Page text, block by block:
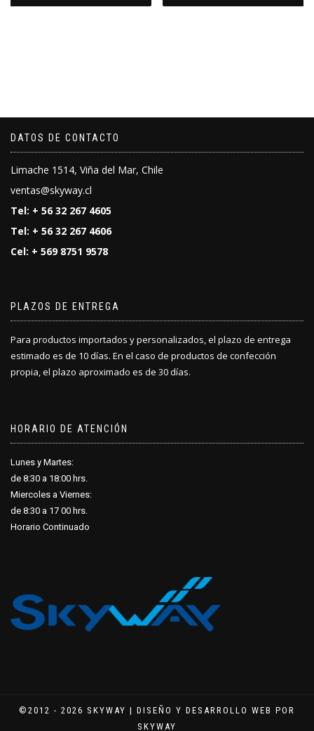
DATOS DE CONTACTO
Limache 1514, Viña del Mar, Chile
ventas@skyway.cl
Tel: + 56 32 267 4605
Tel: + 56 32 267 4606
Cel: + 569 8751 9578
PLAZOS DE ENTREGA
Para productos importados y personalizados, el plazo de entrega
estimado es de 10 días. En el caso de productos de confección
propia, el plazo aproximado es de 30 días.
HORARIO DE ATENCIÓN
Lunes y Martes:
de 8:30 a 18:00 hrs.
Miercoles a Viernes:
de 8:30 a 17 00 hrs.
Horario Continuado
©2012 - 2026 SKYWAY | DISEÑO Y DESARROLLO WEB POR
SKYWAY